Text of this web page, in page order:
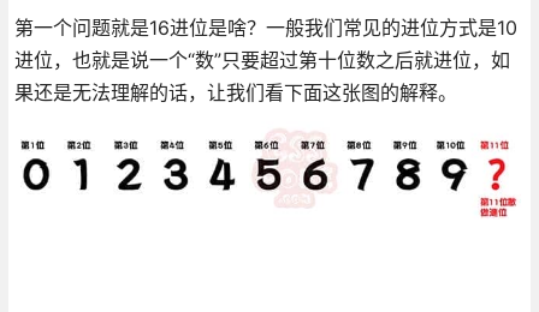
第一个问题就是16进位是啥？一般我们常见的进位方式是10
进位，也就是说一个“数”只要超过第十位数之后就进位，如
果还是无法理解的话，让我们看下面这张图的解释。